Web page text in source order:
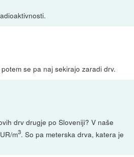
se pa naj sekirajo zaradi drv.
drv drugje po Sloveniji? V naše
m3. So pa meterska drva, katera je